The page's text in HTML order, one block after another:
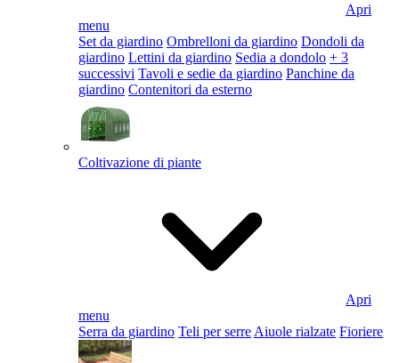
Apri
menu
Set da giardino Ombrelloni da giardino Dondoli da
giardino Lettini da giardino Sedia a dondolo + 3
successivi Tavoli e sedie da giardino Panchine da
giardino Contenitori da esterno
Coltivazione di piante
Apri
menu
Serra da giardino Teli per serre Aiuole rialzate Fioriere